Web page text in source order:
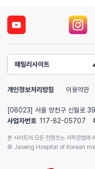
패밀리사이트
개인정보처리방침 이용약관
[08023] 서울 양천구 신월로
사업자번호 117-82-05707
본 사이트의 모든 컨텐츠는 저작권법에
© Jaseng Hospital of Korean